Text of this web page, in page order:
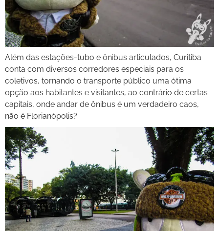
Além das estações-tubo e ônibus articulados, Curitiba
conta com diversos corredores especiais para os
coletivos, tornando o transporte público uma ótima
opção aos habitantes e visitantes, ao contrário de certas
capitais, onde andar de ônibus é um verdadeiro caos,
não é Florianópolis?